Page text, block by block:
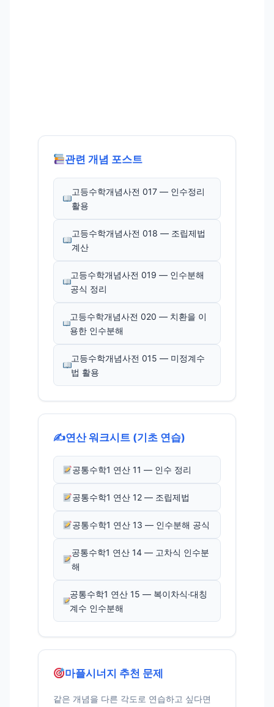
관련 개념 포스트
고등수학개념사전 017 — 인수정리
활용
고등수학개념사전 018 — 조립제법
계산
고등수학개념사전 019 — 인수분해
공식 정리
고등수학개념사전 020 — 치환을 이
용한 인수분해
고등수학개념사전 015 — 미정계수
법 활용
✍️연산 워크시트 (기초 연습)
공통수학1 연산 11 — 인수 정리
공통수학1 연산 12 — 조립제법
공통수학1 연산 13 — 인수분해 공식
공통수학1 연산 14 — 고차식 인수분
해
공통수학1 연산 15 — 복이차식·대칭
계수 인수분해
마플시너지 추천 문제
같은 개념을 다른 각도로 연습하고 싶다면